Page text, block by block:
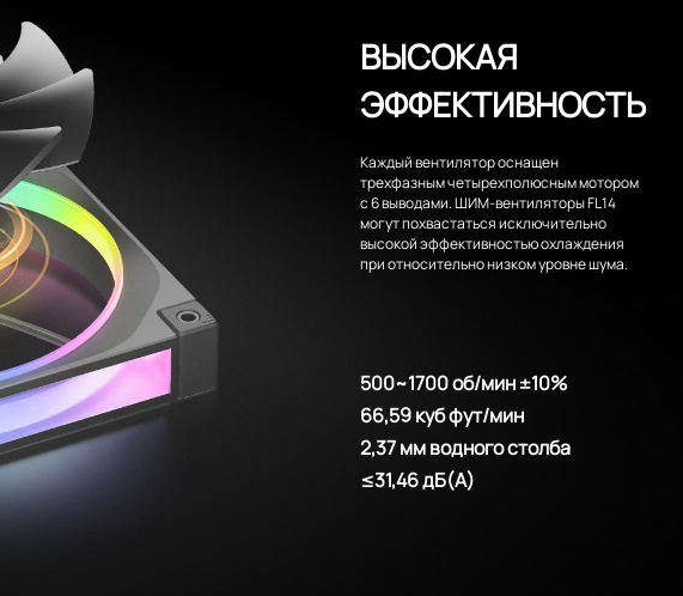
ВЫСОКАЯ
ЭФФЕКТИВНОСТЬ
Каждый вентилятор оснащен
трехфазным четырехполюсным мотором
с 6 выводами. ШИМ-вентиляторы FL14
могут похвастаться исключительно
высокой эффективностью охлаждения
при относительно низком уровне шума.
500~1700 об/мин ±10%
66,59 куб фут/мин
2,37 мм водного столба
≤31,46 дБ(А)